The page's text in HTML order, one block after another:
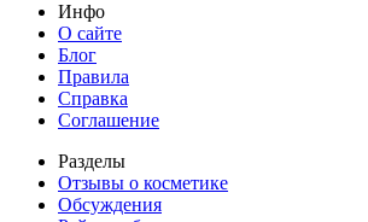
Инфо
О сайте
Блог
Правила
Справка
Соглашение
Разделы
Отзывы о косметике
Обсуждения